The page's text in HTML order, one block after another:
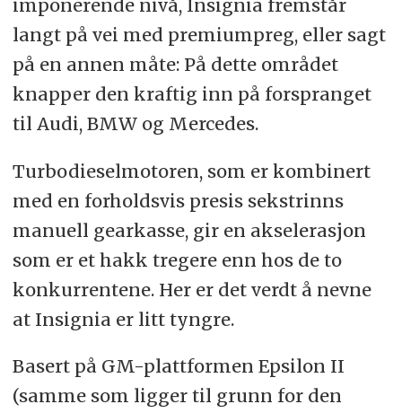
imponerende nivå, Insignia fremstår
langt på vei med premiumpreg, eller sagt
på en annen måte: På dette området
knapper den kraftig inn på forspranget
til Audi, BMW og Mercedes.
Turbodieselmotoren, som er kombinert
med en forholdsvis presis sekstrinns
manuell gearkasse, gir en akselerasjon
som er et hakk tregere enn hos de to
konkurrentene. Her er det verdt å nevne
at Insignia er litt tyngre.
Basert på GM-plattformen Epsilon II
(samme som ligger til grunn for den